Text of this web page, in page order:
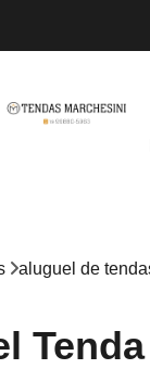
aluguel de